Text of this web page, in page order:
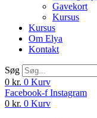
Gavekort
Kursus
Kursus
Om Elya
Kontakt
Søg
0 kr. 0 Kurv
Facebook-f Instagram
0 kr. 0 Kurv